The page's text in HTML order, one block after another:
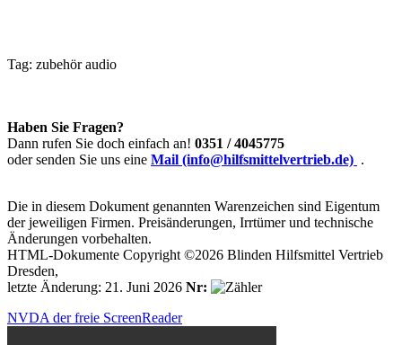
Tag: zubehöraudio
Haben Sie Fragen?
Dann rufen Sie doch einfach an! 0351 / 4045775
oder senden Sie uns eine Mail (info@hilfsmittelvertrieb.de) .
Die in diesem Dokument genannten Warenzeichen sind Eigentum
der jeweiligen Firmen. Preisänderungen, Irrtümer und technische
Änderungen vorbehalten.
HTML-Dokumente Copyright ©2026 Blinden Hilfsmittel Vertrieb
Dresden,
letzte Änderung: 21. Juni 2026 Nr:
NVDA der freie ScreenReader